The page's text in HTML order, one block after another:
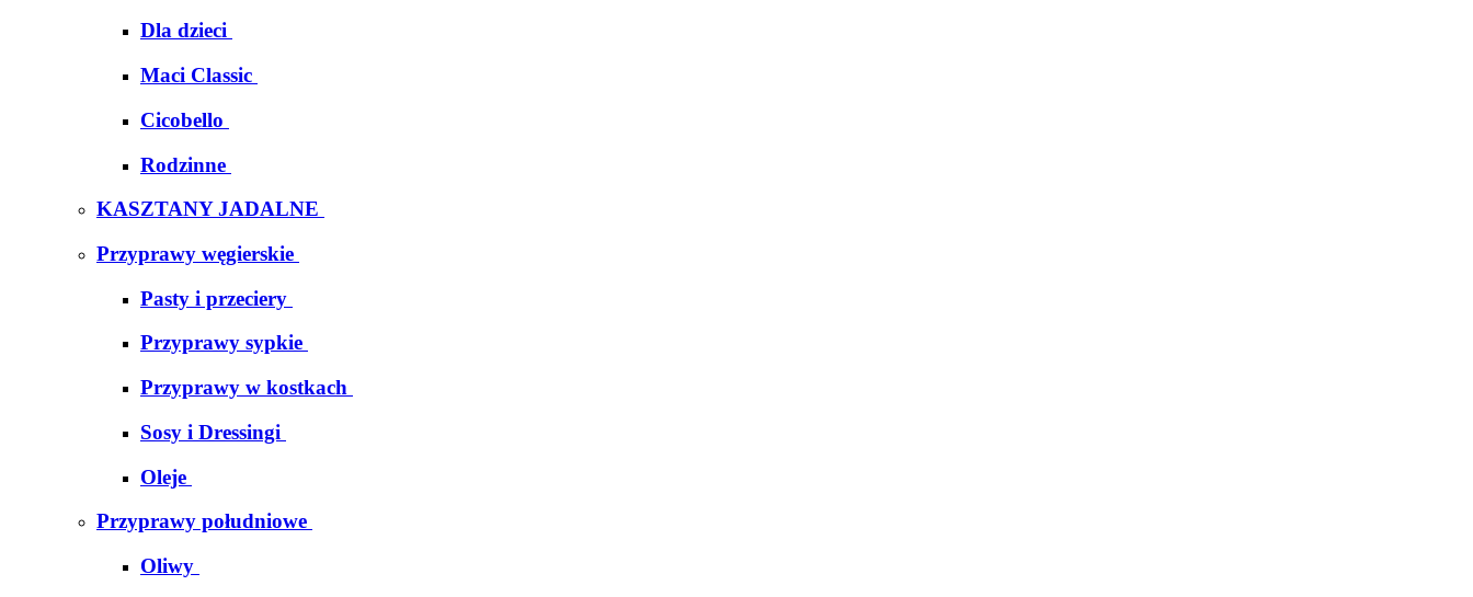
Dla dzieci
Maci Classic
Cicobello
Rodzinne
KASZTANY JADALNE
Przyprawy węgierskie
Pasty i przeciery
Przyprawy sypkie
Przyprawy w kostkach
Sosy i Dressingi
Oleje
Przyprawy południowe
Oliwy